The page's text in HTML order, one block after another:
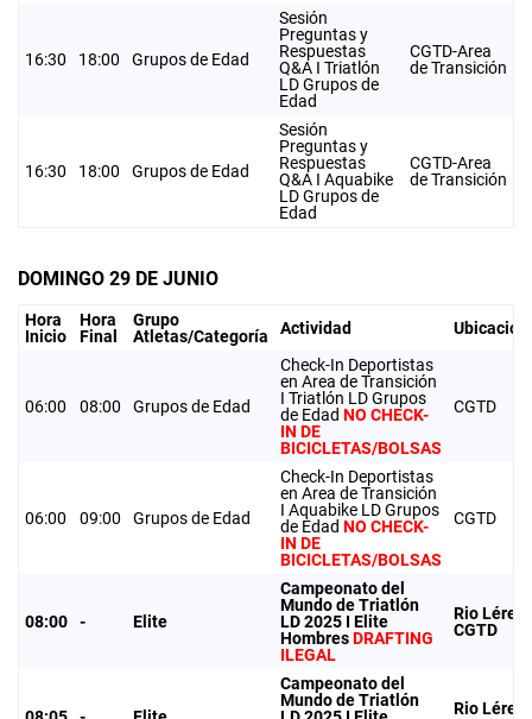
16:30 18:00 Grupos de Edad
Sesión
Preguntas y
Respuestas
Q&A I Triatlón
LD Grupos de
Edad
CGTD-Area
de Transición
16:30 18:00 Grupos de Edad
Sesión
Preguntas y
Respuestas
Q&A I Aquabike
LD Grupos de
Edad
CGTD-Area
de Transición
DOMINGO 29 DE JUNIO
Hora
Inicio
Hora
Final
Grupo
Atletas/Categoría
Actividad Ubicación
06:00 08:00 Grupos de Edad
Check-In Deportistas
en Area de Transición
I Triatlón LD Grupos
de Edad NO CHECK-
IN DE
BICICLETAS/BOLSAS
CGTD
06:00 09:00 Grupos de Edad
Check-In Deportistas
en Area de Transición
I Aquabike LD Grupos
de Edad NO CHECK-
IN DE
BICICLETAS/BOLSAS
CGTD
08:00 - Elite
Campeonato del
Mundo de Triatlón
LD 2025 I Elite
HombresDRAFTING
ILEGAL
Rio Lérez-
CGTD
Campeonato del
Mundo de Triatlón
Rio Lérez-